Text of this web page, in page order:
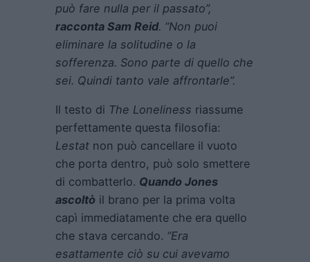
può fare nulla per il passato”,
racconta Sam Reid. “Non puoi
eliminare la solitudine o la
sofferenza. Sono parte di quello che
sei. Quindi tanto vale affrontarle”.
Il testo di The Loneliness riassume
perfettamente questa filosofia:
Lestat non può cancellare il vuoto
che porta dentro, può solo smettere
di combatterlo. Quando Jones
ascoltò il brano per la prima volta
capì immediatamente che era quello
che stava cercando. “Era
esattamente ciò su cui avevamo